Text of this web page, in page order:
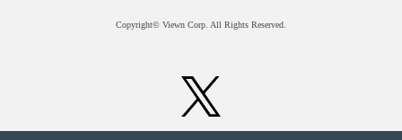
Copyright© Viewn Corp. All Rights Reserved.